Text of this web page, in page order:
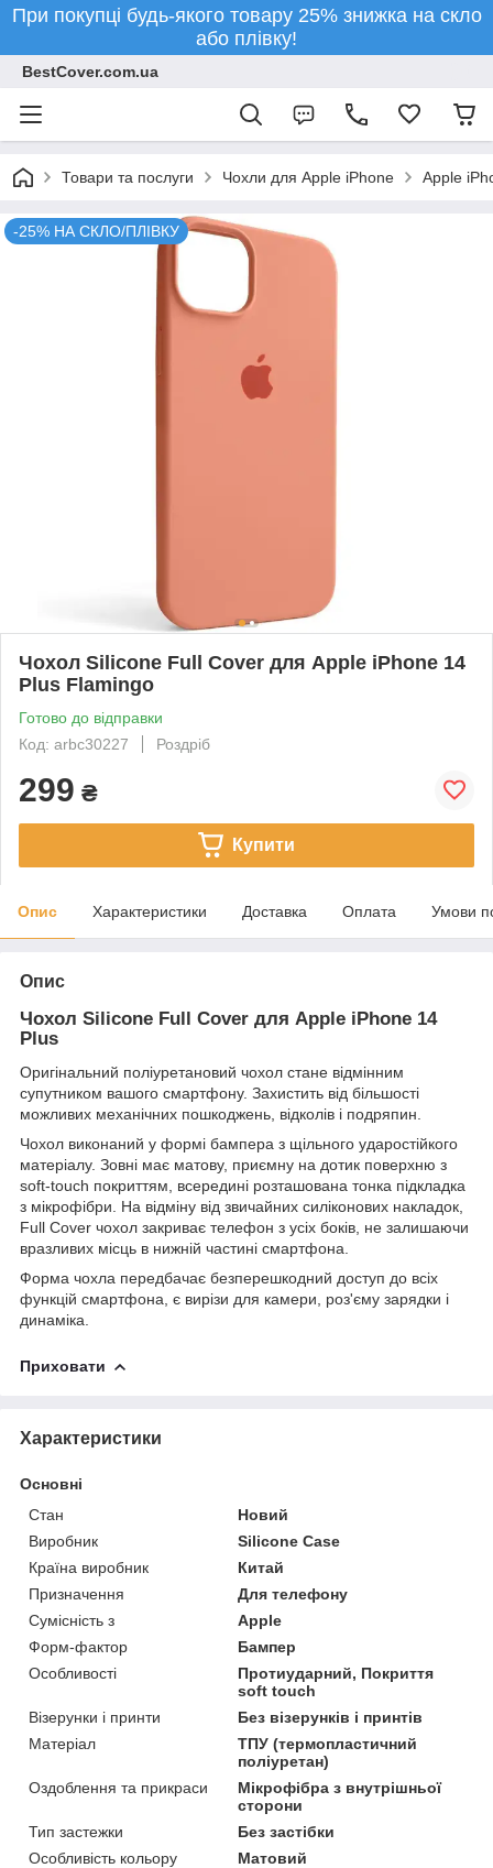
При покупці будь-якого товару 25% знижка на скло
або плівку!
BestCover.com.ua
Товари та послуги Чохли для Apple iPhone Apple
-25% НА СКЛО/ПЛІВКУ
Чохол Silicone Full Cover для Apple iPhone 14
Plus Flamingo
Готово до відправки
Код: arbc30227
Роздріб
299 ₴
Купити
Опис Характеристики Доставка Оплата Умови
Опис
Чохол Silicone Full Cover для Apple iPhone 14
Plus
Оригінальний поліуретановий чохол стане відмінним
супутником вашого смартфону. Захистить від більшості
можливих механічних пошкоджень, відколів і подряпин.
Чохол виконаний у формі бампера з щільного ударостійкого
матеріалу. Зовні має матову, приємну на дотик поверхню з
soft-touch покриттям, всередині розташована тонка підкладка
з мікрофібри. На відміну від звичайних силіконових накладок,
Full Cover чохол закриває телефон з усіх боків, не залишаючи
вразливих місць в нижній частині смартфона.
Форма чохла передбачає безперешкодний доступ до всіх
функцій смартфона, є вирізи для камери, роз'єму зарядки і
динаміка.
Приховати
Характеристики
Основні
Стан
Новий
Виробник
Silicone Case
Країна виробник
Китай
Призначення
Для телефону
Сумісність з
Apple
Форм-фактор
Бампер
Особливості
Протиударний, Покриття
soft touch
Візерунки і принти
Без візерунків і принтів
Матеріал
ТПУ (термопластичний
поліуретан)
Оздоблення та прикраси
Мікрофібра з внутрішньої
сторони
Тип застежки
Без застібки
Особливість кольору
Матовий